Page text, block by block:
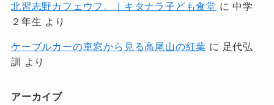
北習志野カフェウフ。｜キタナラ子ども食堂 に 中学
２年生 より
ケーブルカーの車窓から見る高尾山の紅葉 に 足代弘
訓
より
アーカイブ